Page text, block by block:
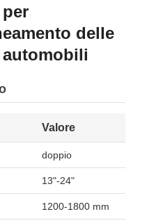
delle
Valore
doppio
13"-24"
1200-1800 mm